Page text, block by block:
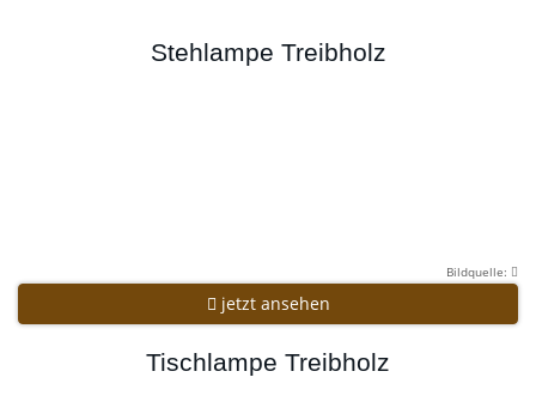
Stehlampe Treibholz
Bildquelle:
jetzt ansehen
Tischlampe Treibholz